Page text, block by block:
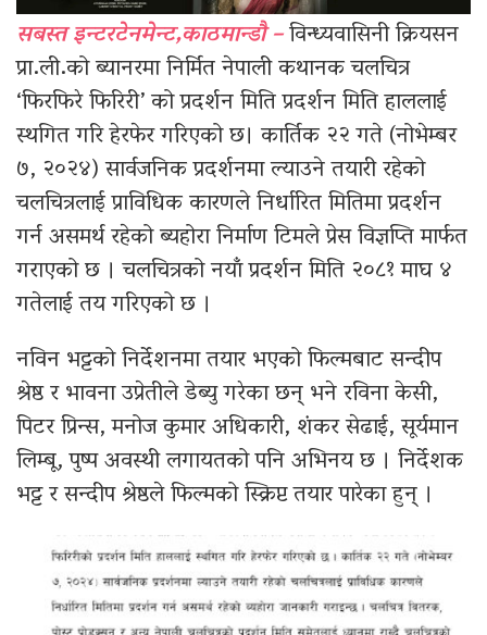
सबस्त इन्टरटेनमेन्ट,काठमान्डौ –विन्ध्यवासिनी क्रियसन
प्रा.ली.को ब्यानरमा निर्मित नेपाली कथानक चलचित्र
‘फिरफिरे फिरिरी’ को प्रदर्शन मिति प्रदर्शन मिति हाललाई
स्थगित गरि हेरफेर गरिएको छ। कार्तिक २२ गते (नोभेम्बर
७, २०२४) सार्वजनिक प्रदर्शनमा ल्याउने तयारी रहेको
चलचित्रलाई प्राविधिक कारणले निर्धारित मितिमा प्रदर्शन
गर्न असमर्थ रहेको ब्यहोरा निर्माण टिमले प्रेस विज्ञप्ति मार्फत
गराएको छ । चलचित्रको नयाँ प्रदर्शन मिति २०८१ माघ ४
गतेलाई तय गरिएको छ ।
नविन भट्टको निर्देशनमा तयार भएको फिल्मबाट सन्दीप
श्रेष्ठ र भावना उप्रेतीले डेब्यु गरेका छन् भने रविना केसी,
पिटर प्रिन्स, मनोज कुमार अधिकारी, शंकर सेढाई, सूर्यमान
लिम्बू, पुष्प अवस्थी लगायतको पनि अभिनय छ । निर्देशक
भट्ट र सन्दीप श्रेष्ठले फिल्मको स्क्रिप्ट तयार पारेका हुन् ।